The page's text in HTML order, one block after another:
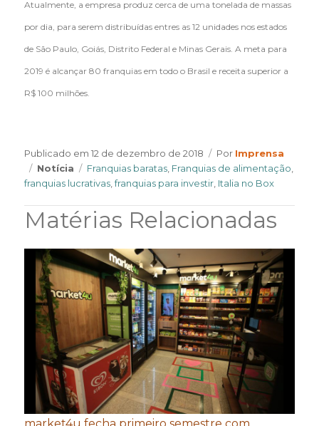
Atualmente, a empresa produz cerca de uma tonelada de massas
por dia, para serem distribuídas entres as 12 unidades nos estados
de São Paulo, Goiás, Distrito Federal e Minas Gerais. A meta para
2019 é alcançar 80 franquias em todo o Brasil e receita superior a
R$ 100 milhões.
Publicado em12 de dezembro de 2018 Por Author
Imprensa
Categories
Notícia Tags
Franquias baratas Franquias de alimentação
franquias lucrativas ,franquias para investir Italia no Box
Matérias Relacionadas
market4u fecha primeiro semestre com